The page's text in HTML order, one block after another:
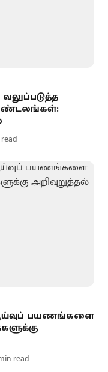
மண்டலங்கள்:
ஆய்வுப் பயணங்களை
read